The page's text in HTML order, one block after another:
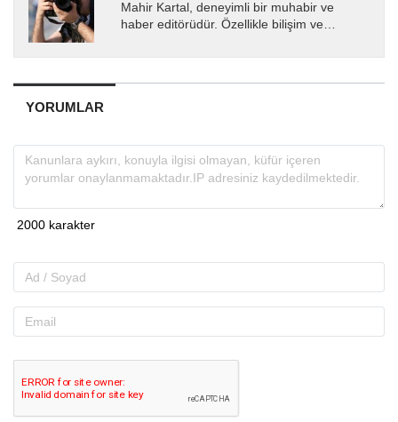
Mahir Kartal, deneyimli bir muhabir ve
haber editörüdür. Özellikle bilişim ve
gelişmeleri okuyuculara...
YORUMLAR